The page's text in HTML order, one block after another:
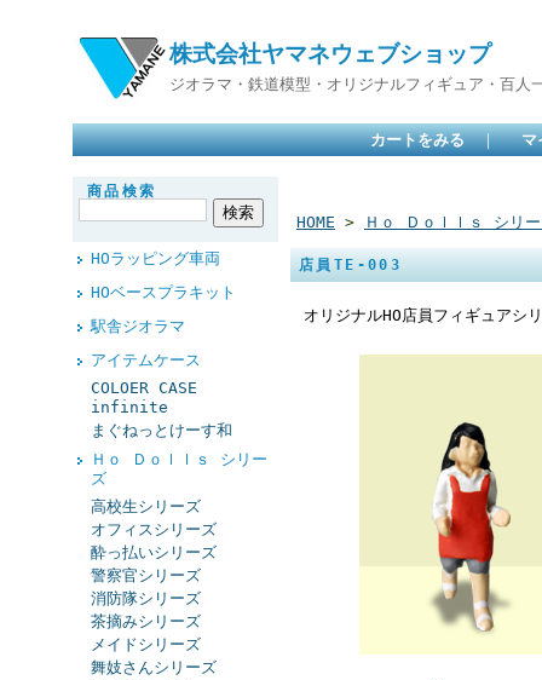
株式会社ヤマネウェブショップ
ジオラマ・鉄道模型・オリジナルフィギュア・百人
カートをみる ｜ マ
商品検索
HOラッピング車両
HOベースプラキット
駅舎ジオラマ
アイテムケース
COLOER CASE
infinite
まぐねっとけーす和
Ｈｏ Ｄｏｌｌｓ シリー
ズ
高校生シリーズ
オフィスシリーズ
酔っ払いシリーズ
警察官シリーズ
消防隊シリーズ
茶摘みシリーズ
メイドシリーズ
舞妓さんシリーズ
HOME > Ｈｏ Ｄｏｌｌｓ シリ
店員TE-003
オリジナルHO店員フィギュアシ